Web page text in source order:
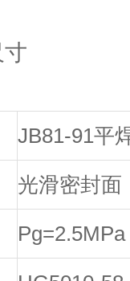
JB81-91平
光滑密封面
Pg=2.5MPa